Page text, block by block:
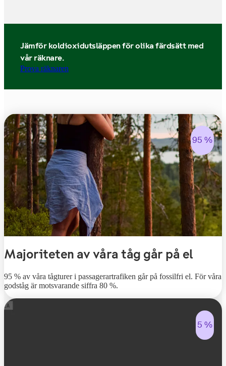
Jämför koldioxidutsläppen för olika färdsätt med
vår räknare.
Prova räknaren
Majoriteten av våra tåg går på el
95 %
95 % av våra tågturer i passagerartrafiken går på fossilfri el. För våra
godståg är motsvarande siffra 80 %.
5 %